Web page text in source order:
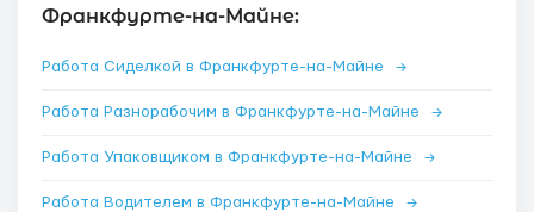
Франкфурте-на-Майне:
Работа Сиделкой в Франкфурте-на-Майне →
Работа Разнорабочим в Франкфурте-на-Майне →
Работа Упаковщиком в Франкфурте-на-Майне →
Работа Водителем в Франкфурте-на-Майне →